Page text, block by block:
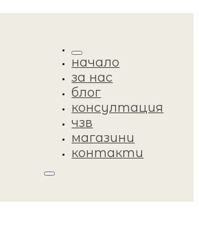
начало
за нас
блог
консултация
чзв
магазини
контакти